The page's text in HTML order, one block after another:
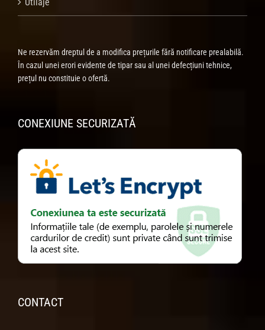
Ne rezervăm dreptul de a modifica prețurile fără notificare prealabilă.
În cazul unei erori evidente de tipar sau al unei defecțiuni tehnice,
prețul nu constituie o ofertă.
CONEXIUNE SECURIZATĂ
CONTACT